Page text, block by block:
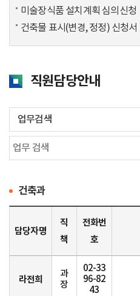
미술장식품 설치계획 심의신청
건축물 표시(변경, 정정) 신청서
직원담당안내
건축과
담당자명
직
책
전화번
호
라전희
과
장
02-33
96-82
43